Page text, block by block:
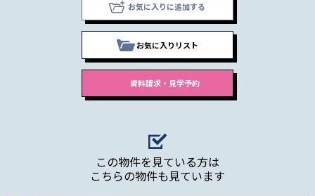
お気に入りに追加する
お気に入りリスト
この物件を見ている方は
こちらの物件も見ています